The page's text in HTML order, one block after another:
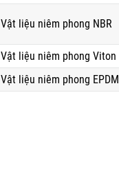
Vật liệu niêm phong NBR
Vật liệu niêm phong Viton
Vật liệu niêm phong EPDM